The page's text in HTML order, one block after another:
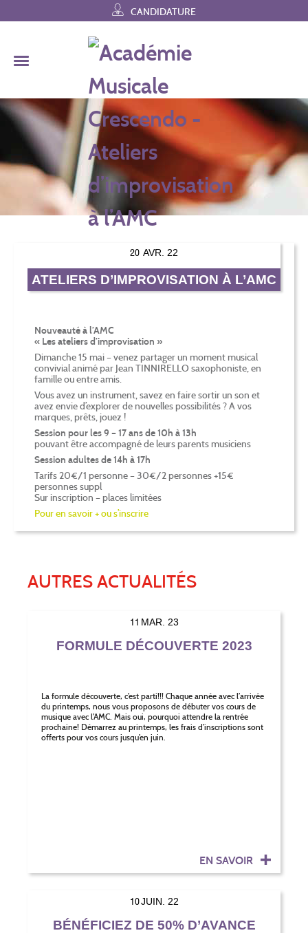
to
CANDIDATURE
20 AVR. 22
ATELIERS D’IMPROVISATION À L’AMC
Nouveauté à l’AMC
« Les ateliers d’improvisation »
Dimanche 15 mai – venez partager un moment musical
convivial animé par Jean TINNIRELLO saxophoniste, en
famille ou entre amis.
Vous avez un instrument, savez en faire sortir un son et
avez envie d’explorer de nouvelles possibilités ? A vos
marques, prêts, jouez !
Session pour les 9 – 17 ans de 10h à 13h
pouvant être accompagné de leurs parents musiciens
Session adultes de 14h à 17h
Tarifs 20€/1 personne – 30€/2 personnes +15€
personnes suppl
Sur inscription – places limitées
Pour en savoir + ou s’inscrire
AUTRES ACTUALITÉS
11 MAR. 23
FORMULE DÉCOUVERTE 2023
La formule découverte, c’est parti!!! Chaque année avec l’arrivée
du printemps, nous vous proposons de débuter vos cours de
musique avec l’AMC. Mais oui, pourquoi attendre la rentrée
prochaine! Démarrez au printemps, les frais d’inscriptions sont
offerts pour vos cours jusqu’en juin.
EN SAVOIR
10JUIN. 22
BÉNÉFICIEZ DE 50% D’AVANCE